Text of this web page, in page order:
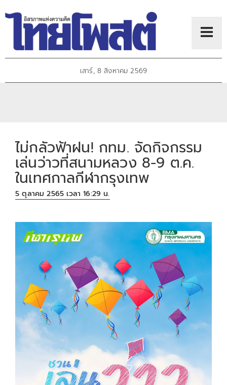
เสาร์, 8 สิงหาคม 2569
ไม่กลัวฟ้าฝน! กทม. จัดกิจกรรม
เล่นว่าวที่สนามหลวง 8-9 ต.ค.
ในเทศกาลกีฬากรุงเทพ
5 ตุลาคม 2565 เวลา 16:29 น.